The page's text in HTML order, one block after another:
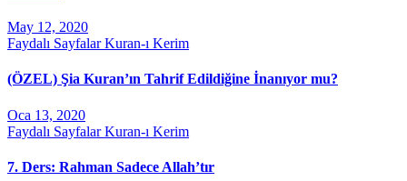
May 12, 2020
Faydalı SayfalarKuran-ı Kerim
(ÖZEL) Şia Kuran’ın Tahrif Edildiğine İnanıyor mu?
Oca 13, 2020
Faydalı SayfalarKuran-ı Kerim
7. Ders: Rahman Sadece Allah’tır